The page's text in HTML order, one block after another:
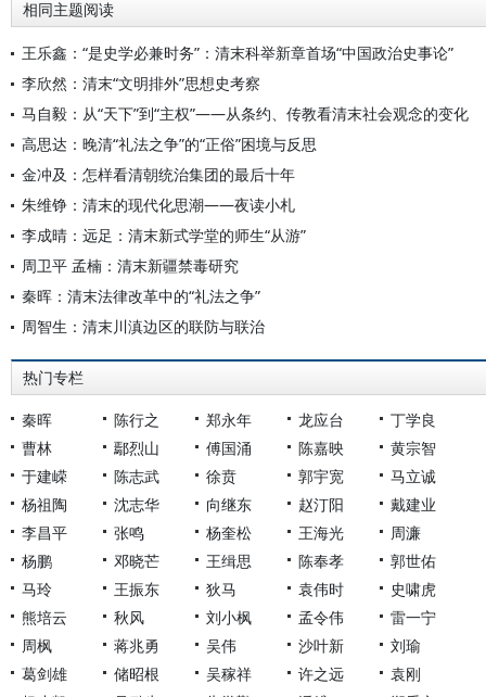
相同主题阅读
王乐鑫：“是史学必兼时务”：清末科举新章首场“中国政治史事论”
李欣然：清末“文明排外”思想史考察
马自毅：从“天下”到“主权”——从条约、传教看清末社会观念的变化
高思达：晚清“礼法之争”的“正俗”困境与反思
金冲及：怎样看清朝统治集团的最后十年
朱维铮：清末的现代化思潮——夜读小札
李成晴：远足：清末新式学堂的师生“从游”
周卫平 孟楠：清末新疆禁毒研究
秦晖：清末法律改革中的“礼法之争”
周智生：清末川滇边区的联防与联治
热门专栏
秦晖 陈行之 郑永年 龙应台
丁学良
曹林
鄢烈山 傅国涌 陈嘉映
黄宗智
于建嵘
陈志武 徐贲 郭宇宽
马立诚
杨祖陶
沈志华 向继东 赵汀阳
戴建业
李昌平
张鸣 杨奎松 王海光
周濂
杨鹏
邓晓芒 王缉思 陈奉孝
郭世佑
马玲
王振东 狄马 袁伟时
史啸虎
熊培云
秋风 刘小枫 孟令伟
雷一宁
周枫
蒋兆勇 吴伟 沙叶新
刘瑜
葛剑雄
储昭根 吴稼祥 许之远
袁刚